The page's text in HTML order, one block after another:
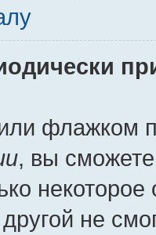
флажком
, вы
не